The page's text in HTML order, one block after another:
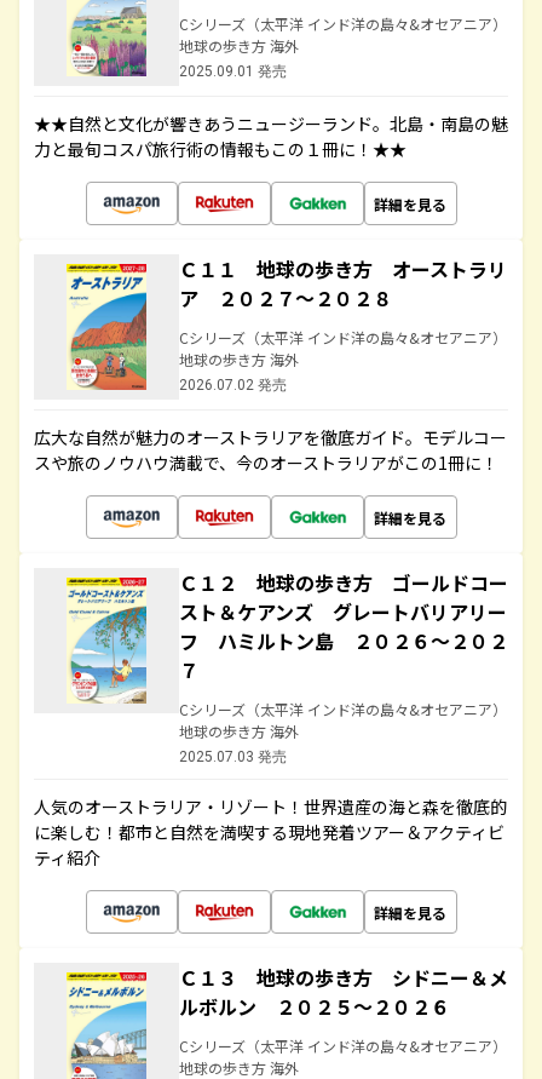
Cシリーズ（太平洋 インド洋の島々&オセアニア）
地球の歩き方 海外
2025.09.01 発売
★★自然と文化が響きあうニュージーランド。北島・南島の魅
力と最旬コスパ旅行術の情報もこの１冊に！★★
詳細を見る
Ｃ１１ 地球の歩き方 オーストラリ
ア ２０２７～２０２８
Cシリーズ（太平洋 インド洋の島々&オセアニア）
地球の歩き方 海外
2026.07.02 発売
広大な自然が魅力のオーストラリアを徹底ガイド。モデルコー
スや旅のノウハウ満載で、今のオーストラリアがこの1冊に！
詳細を見る
Ｃ１２ 地球の歩き方 ゴールドコー
スト＆ケアンズ グレートバリアリー
フ ハミルトン島 ２０２６～２０２
７
Cシリーズ（太平洋 インド洋の島々&オセアニア）
地球の歩き方 海外
2025.07.03 発売
人気のオーストラリア・リゾート！世界遺産の海と森を徹底的
に楽しむ！都市と自然を満喫する現地発着ツアー＆アクティビ
ティ紹介
詳細を見る
Ｃ１３ 地球の歩き方 シドニー＆メ
ルボルン ２０２５～２０２６
Cシリーズ（太平洋 インド洋の島々&オセアニア）
地球の歩き方 海外